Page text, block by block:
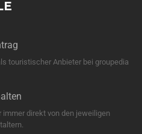
touristischer Anbieter bei groupedia
direkt von den jeweiligen